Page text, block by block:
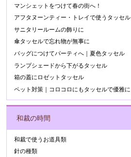
マンシェットをつけて春の街へ！
アフタヌーンティー・トレイで使うタッセル
サニタリールームの飾りに
傘タッセルで忘れ物が無事に
バッグにつけてパーティへ｜夏色タッセル
ランプシェードから下がるタッセル
箱の蓋にロゼットタッセル
ペット対策｜コロコロにもタッセルで優雅に
和裁の時間
和裁で使うお道具類
針の種類